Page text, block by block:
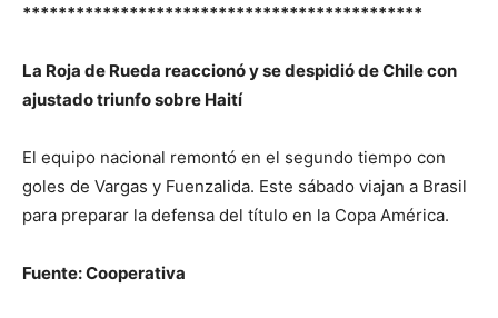
*********************************************
La Roja de Rueda reaccionó y se despidió de Chile con
ajustado triunfo sobre Haití
El equipo nacional remontó en el segundo tiempo con
goles de Vargas y Fuenzalida. Este sábado viajan a Brasil
para preparar la defensa del título en la Copa América.
Fuente: Cooperativa